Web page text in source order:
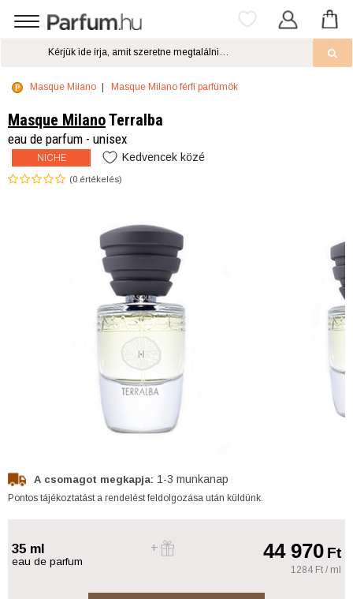
Masque Milano Masque Milano férfi parfümök
Masque MilanoTerralba
eau de parfum - unisex
NICHE Kedvencek közé
(0 értékelés)
A csomagot megkapja: 1-3 munkanap
Pontos tájékoztatást a rendelést feldolgozása után küldünk.
35 ml
eau de parfum 44 970Ft
1284 Ft / ml